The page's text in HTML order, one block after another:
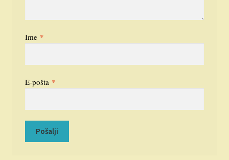
Ime *
E-pošta *